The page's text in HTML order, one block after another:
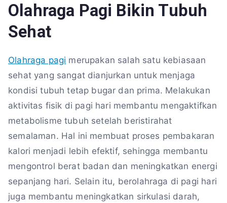
Olahraga Pagi Bikin Tubuh
Sehat
Olahraga pagi merupakan salah satu kebiasaan
sehat yang sangat dianjurkan untuk menjaga
kondisi tubuh tetap bugar dan prima. Melakukan
aktivitas fisik di pagi hari membantu mengaktifkan
metabolisme tubuh setelah beristirahat
semalaman. Hal ini membuat proses pembakaran
kalori menjadi lebih efektif, sehingga membantu
mengontrol berat badan dan meningkatkan energi
sepanjang hari. Selain itu, berolahraga di pagi hari
juga membantu meningkatkan sirkulasi darah,